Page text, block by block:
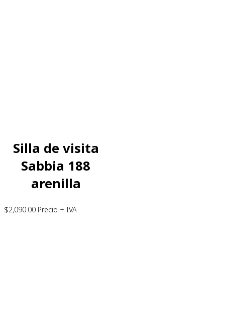
Silla de visita
Sabbia 188
arenilla
$2,090.00 Precio + IVA